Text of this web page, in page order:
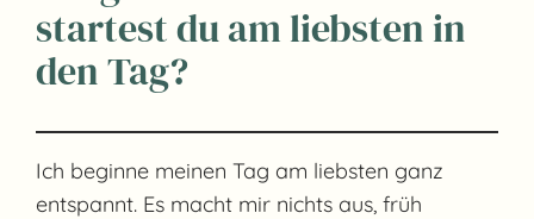
startest du am liebsten in
den Tag?
Ich beginne meinen Tag am liebsten ganz
entspannt. Es macht mir nichts aus, früh